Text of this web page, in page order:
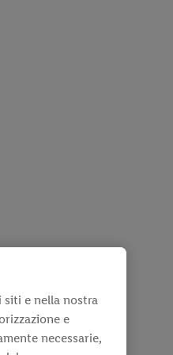
e nella nostra
e
necessarie,